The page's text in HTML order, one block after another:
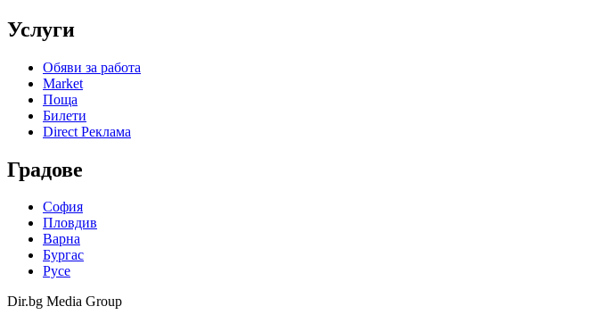
Услуги
Обяви за работа
Market
Поща
Билети
Direct Реклама
Градове
София
Пловдив
Варна
Бургас
Русе
Dir.bg Media Group